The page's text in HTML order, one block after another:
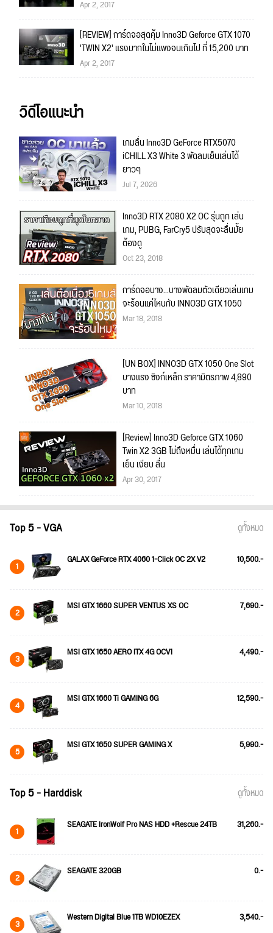
Apr 2, 2017
[REVIEW] การ์ดจอสุดคุ้ม Inno3D Geforce GTX 1070
'TWIN X2' แรงมากในไม่แพงจนเกินไป ที่ 15,200 บาท
Apr 2, 2017
วิดีโอแนะนำ
เกมลื่น Inno3D GeForce RTX5070
iCHILL X3 White 3 พัดลมเย็นเล่นได้
ยาวๆ
Jul 7, 2026
Inno3D RTX 2080 X2 OC รุ่นถูก เล่น
เกม, PUBG, FarCry5 ปรับสุดจะลื่นมั้ย
ต้องดู
Oct 23, 2018
การ์ดจอบาง...บางพัดลมตัวเดียวเล่นเกม
จะร้อนแค่ไหนกับ INNO3D GTX 1050
Mar 18, 2018
[UN BOX] INNO3D GTX 1050 One Slot
บางแรง ซิงก์เหล็ก ราคามิตรภาพ 4,890
บาท
Mar 10, 2018
[Review] Inno3D Geforce GTX 1060
Twin X2 3GB ไม่ถึงหมื่น เล่นได้ทุกเกม
เย็น เงียบ ลื่น
Apr 30, 2017
Top 5 - VGA ดูทั้งหมด
1 GALAX GeForce RTX 4060 1-Click OC 2X V2 10,500.-
2 MSI GTX 1660 SUPER VENTUS XS OC 7,690.-
3 MSI GTX 1650 AERO ITX 4G OCV1 4,490.-
4 MSI GTX 1660 Ti GAMING 6G 12,590.-
5 MSI GTX 1650 SUPER GAMING X 5,990.-
Top 5 - Harddisk ดูทั้งหมด
1 SEAGATE IronWolf Pro NAS HDD +Rescue 24TB 31,260.-
2 SEAGATE 320GB 0.-
3 Western Digital Blue 1TB WD10EZEX 3,540.-